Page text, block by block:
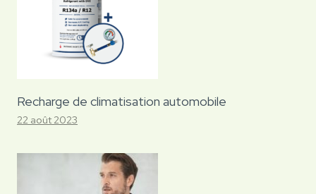
Recharge de climatisation automobile
22 août 2023